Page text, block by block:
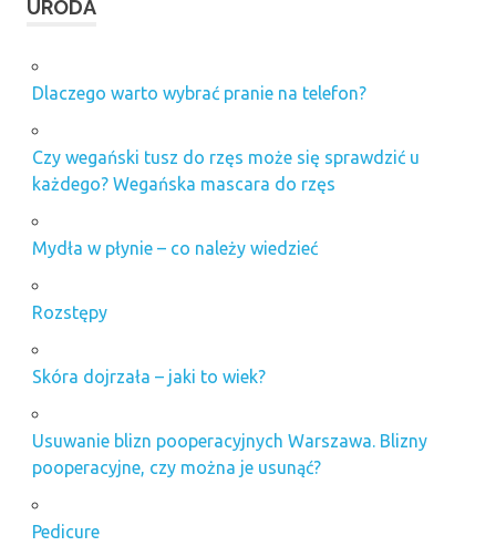
makijaż
permanentny
złuszczanie
najlepsza
metoda
permanentnego
brwi
nauka makijażu
permanentnego
opinie
makijaż
permanentny
brwi
opryszczka a
makijaż
URODA
Dlaczego warto wybrać pranie na telefon?
Czy wegański tusz do rzęs może się sprawdzić u
każdego? Wegańska mascara do rzęs
Mydła w płynie – co należy wiedzieć
Rozstępy
Skóra dojrzała – jaki to wiek?
Usuwanie blizn pooperacyjnych Warszawa. Blizny
pooperacyjne, czy można je usunąć?
Pedicure